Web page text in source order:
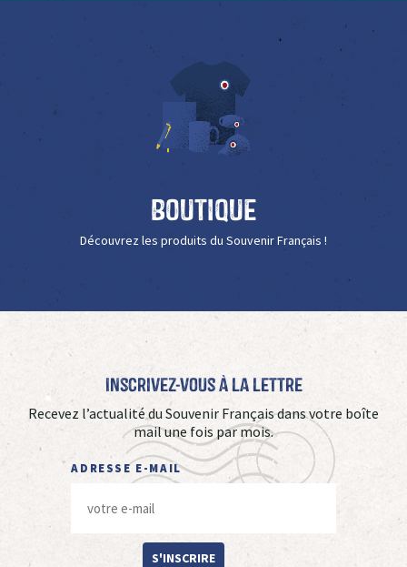
Boutique
Découvrez les produits du Souvenir Français !
Inscrivez-vous à La Lettre
Recevez l’actualité du Souvenir Français dans votre boîte
mail une fois par mois.
ADRESSE E-MAIL
S'INSCRIRE